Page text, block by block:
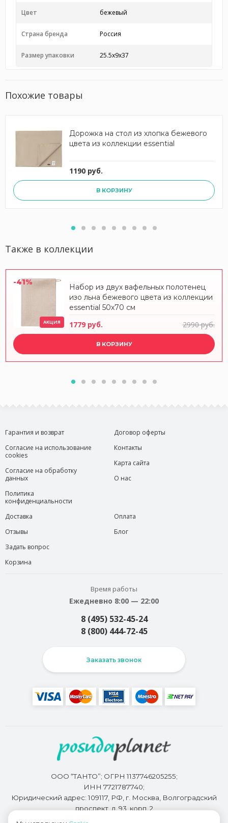
Цвет бежевый
Страна бренда Россия
Размер упаковки 25.5x9x37
Похожие товары
Дорожка на стол из хлопка бежевого
цвета из коллекции essential
1190 руб.
В КОРЗИНУ
Также в коллекции
-41%
АКЦИЯ
Набор из двух вафельных полотенец
изо льна бежевого цвета из коллекции
essential 50х70 см
1779 руб. 2990 руб.
В КОРЗИНУ
Гарантия и возврат
Согласие на использование
cookies
Согласие на обработку
данных
Политика
конфиденциальности
Договор оферты
Контакты
Карта сайта
О нас
Доставка
Отзывы
Задать вопрос
Корзина
Оплата
Блог
Время работы
Ежедневно 8:00 — 22:00
8 (495) 532-45-24
8 (800) 444-72-45
Заказать звонок
ООО “ТАНТО”; ОГРН 1137746205255;
ИНН 7721787740;
Юридический адрес: 109117, РФ, г. Москва, Волгоградский
проспект, д. 93, корп. 2